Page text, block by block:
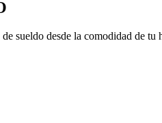
sueldo desde la comodidad de tu